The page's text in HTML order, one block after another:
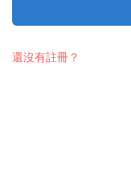
還沒有註冊？